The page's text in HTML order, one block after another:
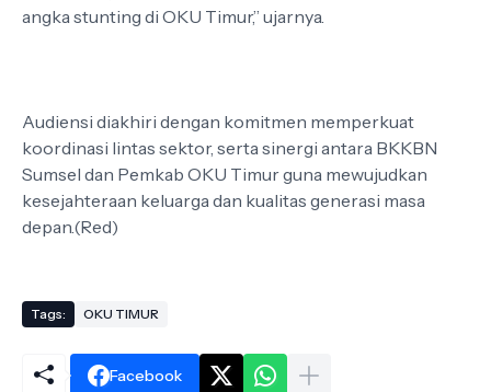
angka stunting di OKU Timur,” ujarnya.
Audiensi diakhiri dengan komitmen memperkuat
koordinasi lintas sektor, serta sinergi antara BKKBN
Sumsel dan Pemkab OKU Timur guna mewujudkan
kesejahteraan keluarga dan kualitas generasi masa
depan.(Red)
Tags: OKU TIMUR
Facebook